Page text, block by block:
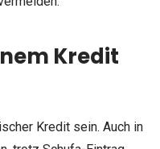
Kredit
Kredit sein. Auch in